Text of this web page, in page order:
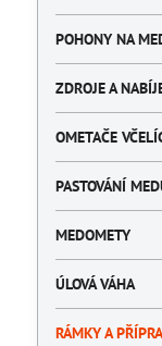
POHONY NA
ZDROJE A
OMETAČE
PASTOVÁNÍ
MEDOMETY
ÚLOVÁ VÁHA
RÁMKY A